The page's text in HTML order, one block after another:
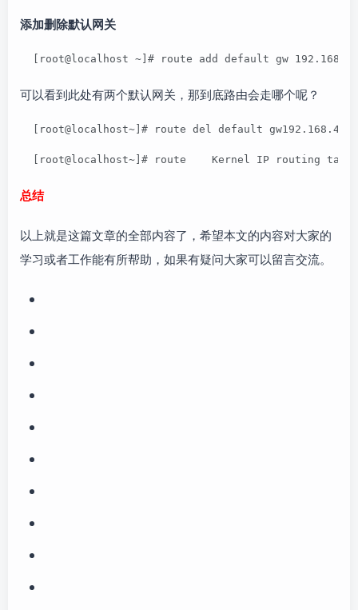
添加删除默认网关
[root@localhost ~]# route add default gw
可以看到此处有两个默认网关，那到底路由会走哪个呢？
  [root@localhost~]# route del default gw192.168.40.2
[root@localhost~]# route    Kernel IP routing
总结
以上就是这篇文章的全部内容了，希望本文的内容对大家的
学习或者工作能有所帮助，如果有疑问大家可以留言交流。